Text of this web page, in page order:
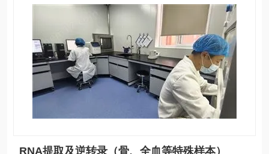
RNA提取及逆转录（骨、全血等特殊样本）